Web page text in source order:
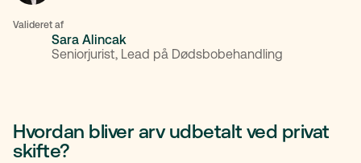
Valideret af
Sara Alincak
Seniorjurist, Lead på Dødsbobehandling
Hvordan bliver arv udbetalt ved privat
skifte?